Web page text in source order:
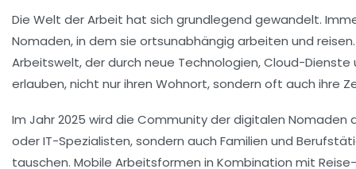
Die Welt der Arbeit hat sich grundlegend gewandelt.
Nomaden, in dem sie ortsunabhängig arbeiten und
Arbeitswelt, der durch neue Technologien, Cloud-
erlauben, nicht nur ihren Wohnort, sondern oft auch ihre
Im Jahr 2025 wird die Community der digitalen
oder IT-Spezialisten, sondern auch Familien und
tauschen. Mobile Arbeitsformen in Kombination mit